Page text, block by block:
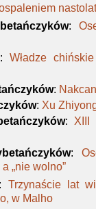
:
:Władze
:
: Xu
: XIII
:
„nie wolno”
: Trzynaście lat
w Malho